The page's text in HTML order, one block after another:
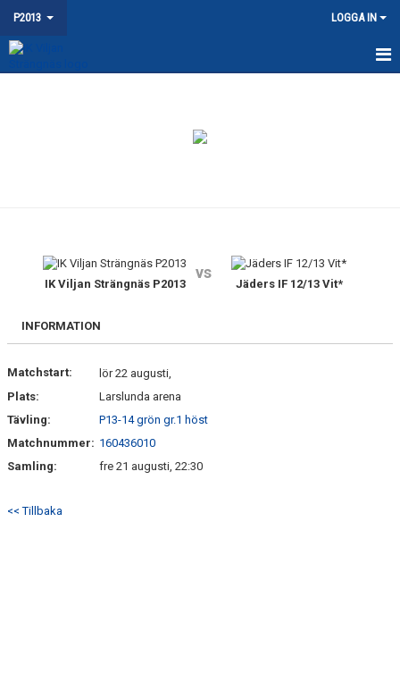
P2013 LOGGA IN
BILDGALLERI
DOKUMENT
IK Viljan Strängnäs P2013
vs
Jäders IF 12/13 Vit*
INFORMATION
Matchstart:
lör 22 augusti,
Plats:
Larslunda arena
Tävling:
P13-14 grön gr.1 höst
Matchnummer: 160436010
Samling:
fre 21 augusti, 22:30
<< Tillbaka